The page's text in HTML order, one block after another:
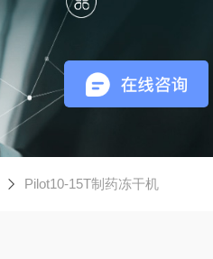
Pilot10-15T制药冻干机